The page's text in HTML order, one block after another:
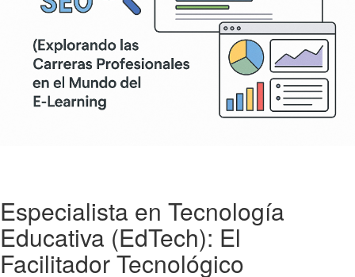
Especialista en Tecnología
Educativa (EdTech): El
Facilitador Tecnológico